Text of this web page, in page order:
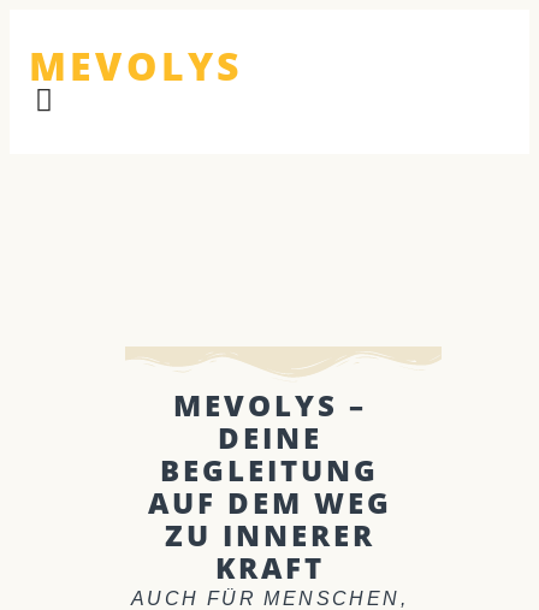
MEVOLYS
MEVOLYS –
DEINE
BEGLEITUNG
AUF DEM WEG
ZU INNERER
KRAFT
AUCH FÜR MENSCHEN,